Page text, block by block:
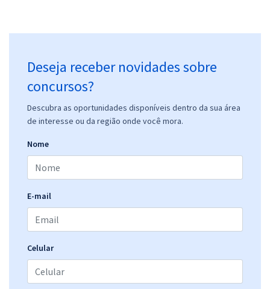
Deseja receber novidades sobre
concursos?
Descubra as oportunidades disponíveis dentro da sua área
de interesse ou da região onde você mora.
Nome
E-mail
Celular